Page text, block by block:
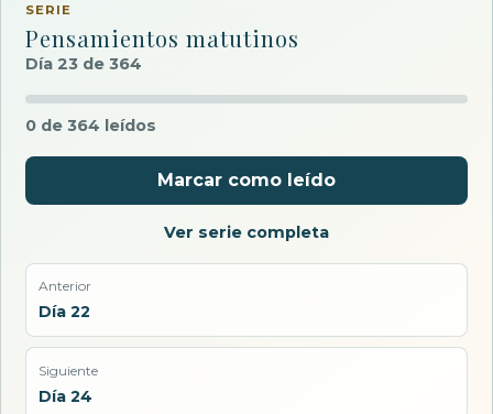
SERIE
Pensamientos matutinos
Día 23 de 364
0 de 364 leídos
Marcar como leído
Ver serie completa
Anterior
Día 22
Siguiente
Día 24